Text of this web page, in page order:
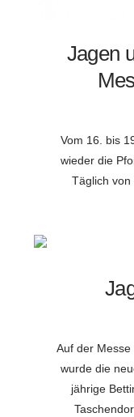
Jagen
Vom 16. bis
wieder die
Täglich
Auf der Messe
wurde die
jährige